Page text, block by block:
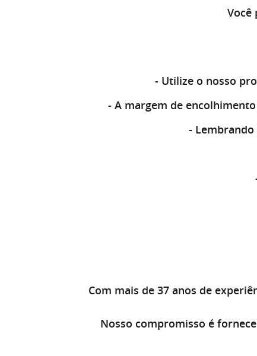
Você
- Utilize o nosso
- A margem de encolhimento
-
Com mais de 37 anos de
Nosso compromisso é